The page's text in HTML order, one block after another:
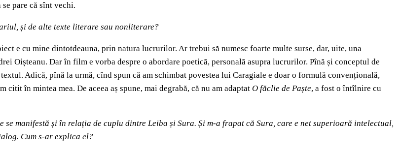
pare că sînt vechi.
și de alte texte literare sau nonliterare?
e cu mine dintotdeauna, prin natura lucrurilor. Ar trebui să numesc foarte multe surse, dar, uite, una
Oișteanu. Dar în film e vorba despre o abordare poetică, personală asupra lucrurilor. Pînă și conceptul de
Adică, pînă la urmă, cînd spun că am schimbat povestea lui Caragiale e doar o formulă convențională,
în mintea mea. De aceea aș spune, mai degrabă, că nu am adaptat O făclie de Paște, a fost o întîlnire cu
se manifestă și în relația de cuplu dintre Leiba și Sura. Și m-a frapat că Sura, care e net superioară intelectual,
Cum s-ar explica el?